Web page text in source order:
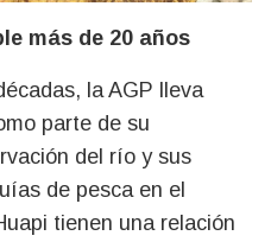
más de 20 años
la AGP lleva
parte de su
del río y sus
de pesca en el
tienen una relación